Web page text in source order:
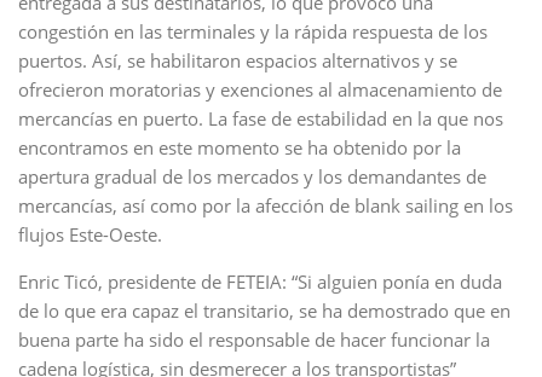
congestión en las terminales y la rápida respuesta de los
puertos. Así, se habilitaron espacios alternativos y se
ofrecieron moratorias y exenciones al almacenamiento de
mercancías en puerto. La fase de estabilidad en la que nos
encontramos en este momento se ha obtenido por la
apertura gradual de los mercados y los demandantes de
mercancías, así como por la afección de blank sailing en los
flujos Este-Oeste.
Enric Ticó, presidente de FETEIA: “Si alguien ponía en duda
de lo que era capaz el transitario, se ha demostrado que en
buena parte ha sido el responsable de hacer funcionar la
cadena logística, sin desmerecer a los transportistas”